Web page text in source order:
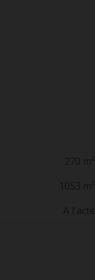
270 m²
1053 m²
A l'acte